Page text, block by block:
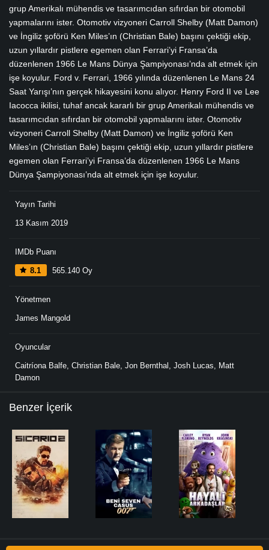
grup Amerikalı mühendis ve tasarımcıdan sıfırdan bir otomobil
yapmalarını ister. Otomotiv vizyoneri Carroll Shelby (Matt Damon)
ve İngiliz şoförü Ken Miles’ın (Christian Bale) başını çektiği ekip,
uzun yıllardır pistlere egemen olan Ferrari’yi Fransa’da
düzenlenen 1966 Le Mans Dünya Şampiyonası’nda alt etmek için
işe koyulur. Ford v. Ferrari, 1966 yılında düzenlenen Le Mans 24
Saat Yarışı’nın gerçek hikayesini konu alıyor. Henry Ford II ve Lee
Iacocca ikilisi, tuhaf ancak kararlı bir grup Amerikalı mühendis ve
tasarımcıdan sıfırdan bir otomobil yapmalarını ister. Otomotiv
vizyoneri Carroll Shelby (Matt Damon) ve İngiliz şoförü Ken
Miles’ın (Christian Bale) başını çektiği ekip, uzun yıllardır pistlere
egemen olan Ferrari’yi Fransa’da düzenlenen 1966 Le Mans
Dünya Şampiyonası’nda alt etmek için işe koyulur.
Yayın Tarihi
13 Kasım 2019
IMDb Puanı
8.1 565.140 Oy
Yönetmen
James Mangold
Oyuncular
Caitríona Balfe, Christian Bale, Jon Bernthal , Josh Lucas, Matt
Damon
Benzer İçerik